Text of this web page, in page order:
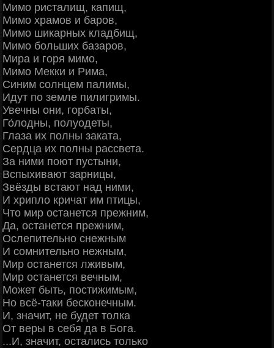
Мимо ристалищ, капищ,
Мимо храмов и баров,
Мимо шикарных кладбищ,
Мимо больших базаров,
Мира и горя мимо,
Мимо Мекки и Рима,
Синим солнцем палимы,
Идут по земле пилигримы.
Увечны они, горбаты,
Го́лодны, полуодеты,
Глаза их полны заката,
Сердца их полны рассвета.
За ними поют пустыни,
Вспыхивают зарницы,
Звёзды встают над ними,
И хрипло кричат им птицы,
Что мир останется прежним,
Да, останется прежним,
Ослепительно снежным
И сомнительно нежным,
Мир останется лживым,
Мир останется вечным,
Может быть, постижимым,
Но всё-таки бесконечным.
И, значит, не будет толка
От веры в себя да в Бога.
...И, значит, остались только